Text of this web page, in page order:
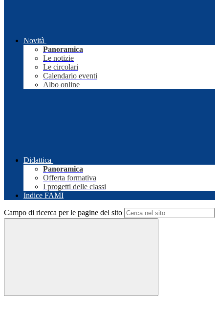
Novità
Panoramica
Le notizie
Le circolari
Calendario eventi
Albo online
Didattica
Panoramica
Offerta formativa
I progetti delle classi
Indice FAMI
Campo di ricerca per le pagine del sito